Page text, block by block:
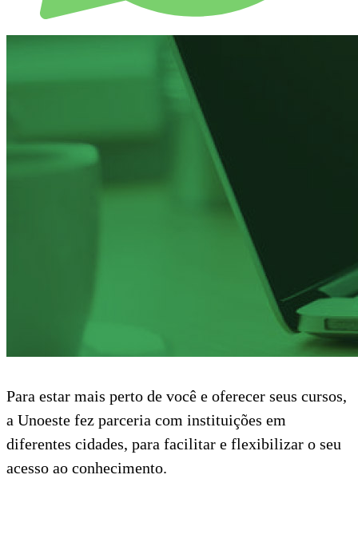
Para estar mais perto de você e oferecer seus cursos,
a Unoeste fez parceria com instituições em
diferentes cidades, para facilitar e flexibilizar o seu
acesso ao conhecimento.